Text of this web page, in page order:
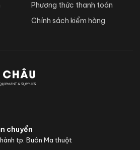
Phương thức thanh toán
Chính sách kiểm hàng
chuyển
tp. Buôn Ma thuột